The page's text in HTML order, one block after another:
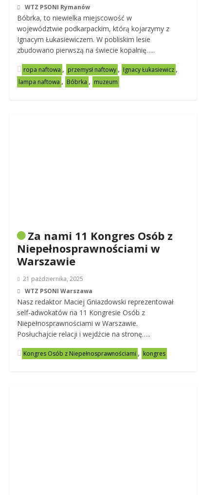
WTZ PSONI Rymanów
Bóbrka, to niewielka miejscowość w
województwie podkarpackim, którą kojarzymy z
Ignacym Łukasiewiczem. W pobliskim lesie
zbudowano pierwszą na świecie kopalnię…..
ropa naftowa , przemysł naftowy , Ignacy Łukasiewicz ,
lampa naftowa , Bóbrka , muzeum
Za nami 11 Kongres Osób z
Niepełnosprawnościami w
Warszawie
21 października, 2025
WTZ PSONI Warszawa
Nasz redaktor Maciej Gniazdowski reprezentował
self-adwokatów na 11 Kongresie Osób z
Niepełnosprawnościami w Warszawie.
Posłuchajcie relacji i wejdźcie na stronę…..
Kongres Osób z Niepełnosprawnościami , kongres